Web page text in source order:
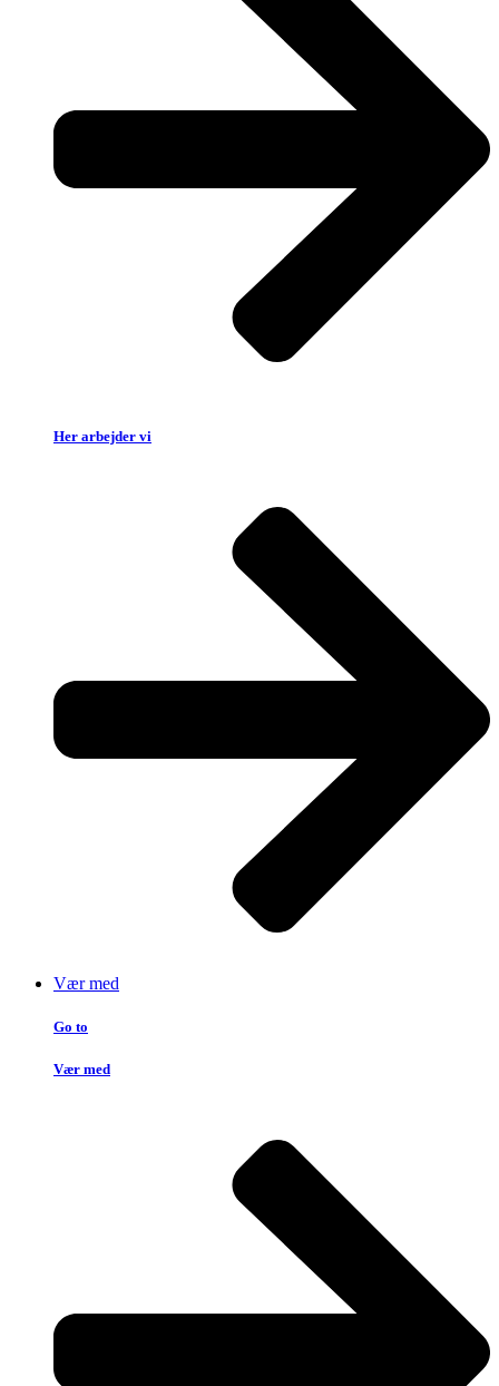
Her arbejder vi
Vær med
Go to
Vær med